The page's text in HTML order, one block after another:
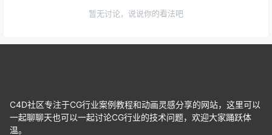
暂无讨论，说说你的看法吧
C4D社区专注于CG行业案例教程和动画灵感分享的网站，这里可以
一起聊聊天也可以一起讨论CG行业的技术问题，欢迎大家踊跃体
温。